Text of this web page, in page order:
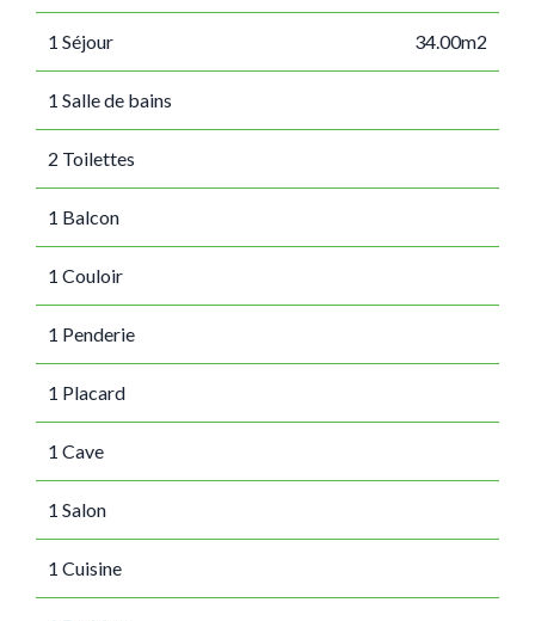
1 Séjour 34.00m2
1 Salle de bains
2 Toilettes
1 Balcon
1 Couloir
1 Penderie
1 Placard
1 Cave
1 Salon
1 Cuisine